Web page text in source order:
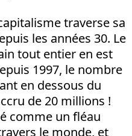
traverse sa
les années 30. Le
tout entier en est
1997, le nombre
en dessous du
de 20 millions !
comme un fléau
le monde, et